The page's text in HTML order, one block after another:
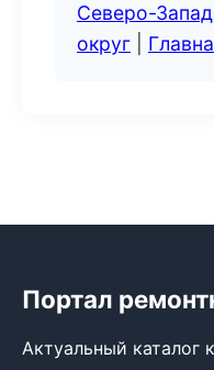
Северо-
округ
Портал
Актуальный каталог